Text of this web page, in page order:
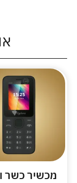
מכשיר כשר